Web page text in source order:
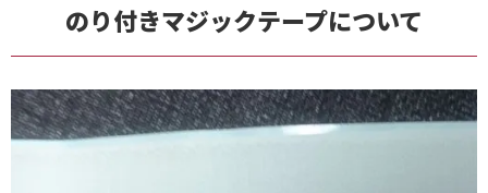
のり付きマジックテープについて